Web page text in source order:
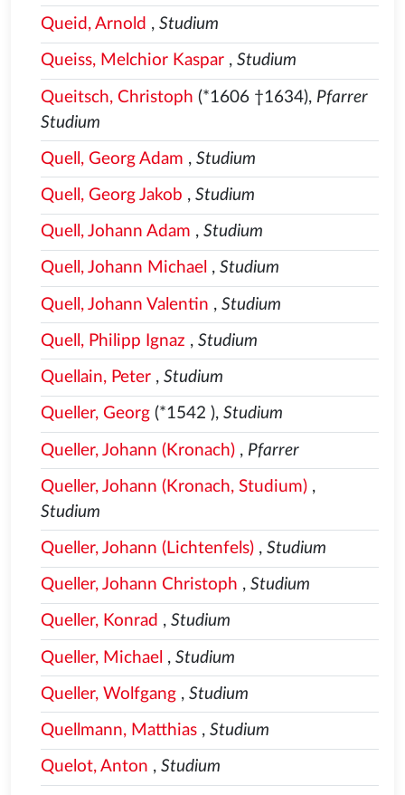
Queid, Arnold , Studium
Queiss, Melchior Kaspar, Studium
Queitsch, Christoph (*1606 †1634), Pfarrer
Studium
Quell, Georg Adam , Studium
Quell, Georg Jakob , Studium
Quell, Johann Adam , Studium
Quell, Johann Michael , Studium
Quell, Johann Valentin , Studium
Quell, Philipp Ignaz , Studium
Quellain, Peter, Studium
Queller, Georg(*1542 ), Studium
Queller, Johann (Kronach), Pfarrer
Queller, Johann (Kronach, Studium),
Studium
Queller, Johann (Lichtenfels), Studium
Queller, Johann Christoph , Studium
Queller, Konrad , Studium
Queller, Michael , Studium
Queller, Wolfgang, Studium
Quellmann, Matthias, Studium
Quelot, Anton , Studium